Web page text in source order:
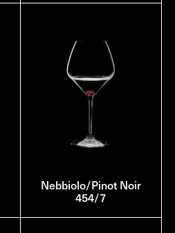
Nebbiolo/Pinot Noir
454/7